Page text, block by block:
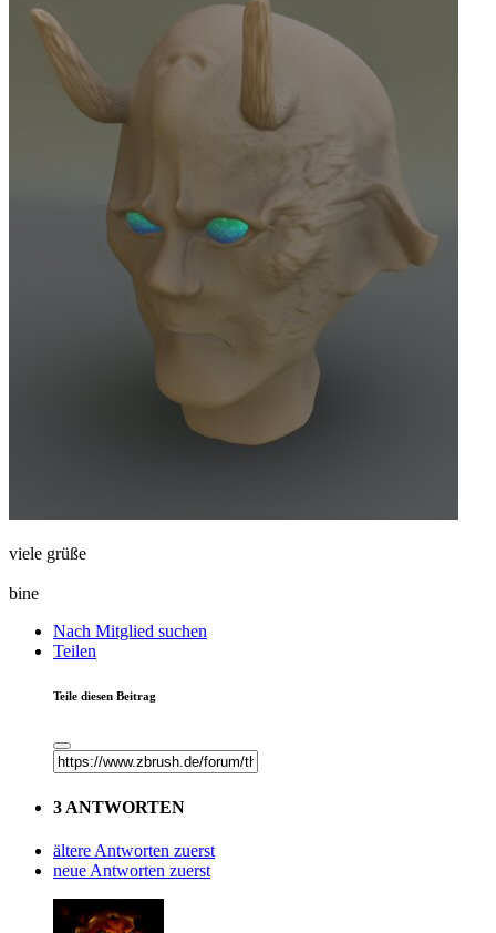
viele grüße
bine
Nach Mitglied suchen
Teilen
Teile diesen Beitrag
3 ANTWORTEN
ältere Antworten zuerst
neue Antworten zuerst